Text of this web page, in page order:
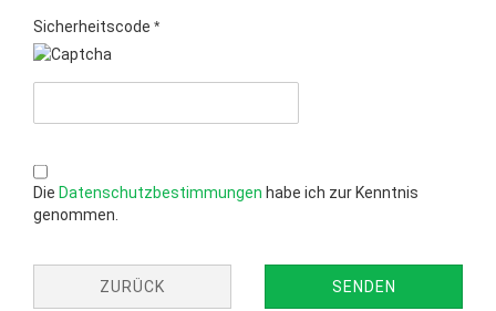
Sicherheitscode
DATENSCHUTZBESTIMMUNGEN
Die Datenschutzbestimmungen habe ich zur Kenntnis
genommen.
ZURÜCK SENDEN